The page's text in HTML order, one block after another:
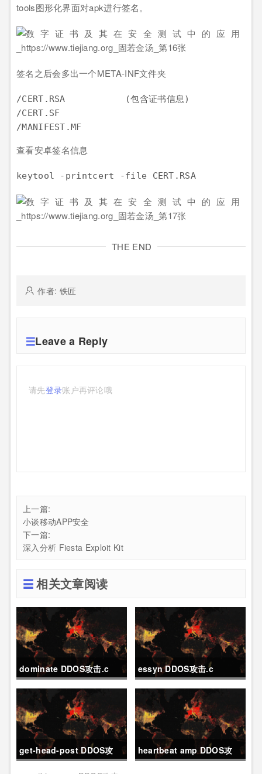
tools图形化界面对apk进行签名。
签名之后会多出一个META-INF文件夹
/CERT.RSA           (包含证书信息)
/CERT.SF
查看安卓签名信息
keytool -printcert -file CERT.RSA
THE END
作者: 铁匠
Leave a Reply
请先登录账户再评论哦
上一篇:
小谈移动APP安全
下一篇:
深入分析 Fiesta Exploit Kit
相关文章阅读
dominate DDOS攻击.c essyn DDOS攻击.c
get-head-post DDOS攻
heartbeat amp DDOS攻